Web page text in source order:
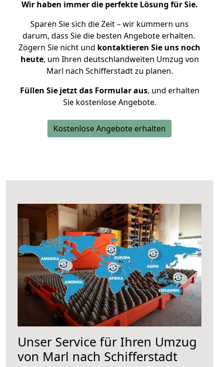
Wir haben immer die perfekte Lösung für Sie.
Sparen Sie sich die Zeit – wir kümmern uns
darum, dass Sie die besten Angebote erhalten.
Zögern Sie nicht und kontaktieren Sie uns noch
heute, um Ihren deutschlandweiten Umzug von
Marl nach Schifferstadt zu planen.
Füllen Sie jetzt das Formular aus, und erhalten
Sie kostenlose Angebote.
Kostenlose Angebote erhalten
Unser Service für Ihren Umzug
von Marl nach Schifferstadt